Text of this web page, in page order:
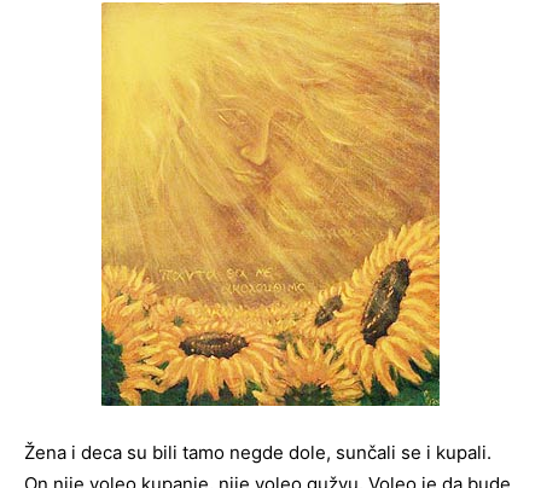
Žena i deca su bili tamo negde dole, sunčali se i kupali.